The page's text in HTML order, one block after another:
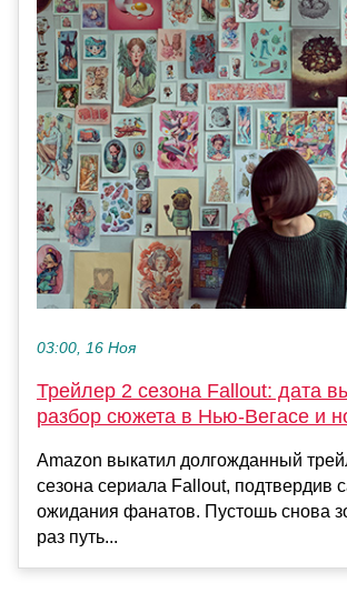
03:00, 16 Ноя
Трейлер 2 сезона Fallout: дата
разбор сюжета в Нью-Вегасе и
Amazon выкатил долгожданный
сезона сериала Fallout, подтвердив
ожидания фанатов. Пустошь снова
раз путь...